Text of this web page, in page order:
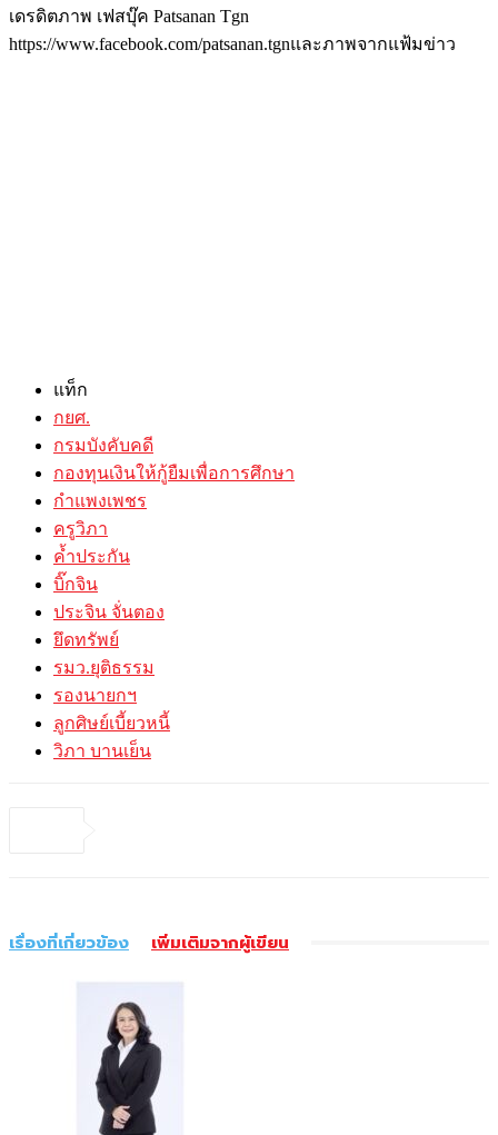
เดรดิตภาพ เฟสบุ๊ค Patsanan Tgn
https://www.facebook.com/patsanan.tgnและภาพจากแฟ้มข่าว
แท็ก
กยศ.
กรมบังคับคดี
กองทุนเงินให้กู้ยืมเพื่อการศึกษา
กำแพงเพชร
ครูวิภา
ค้ำประกัน
บิ๊กจิน
ประจิน จั่นตอง
ยึดทรัพย์
รมว.ยุติธรรม
รองนายกฯ
ลูกศิษย์เบี้ยวหนี้
วิภา บานเย็น
เรื่องที่เกี่ยวข้อง เพิ่มเติมจากผู้เขียน